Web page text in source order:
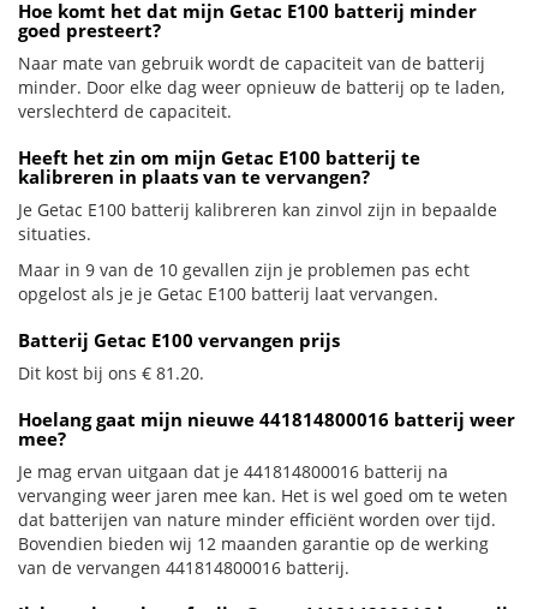
Hoe komt het dat mijn Getac E100 batterij minder
goed presteert?
Naar mate van gebruik wordt de capaciteit van de batterij
minder. Door elke dag weer opnieuw de batterij op te laden,
verslechterd de capaciteit.
Heeft het zin om mijn Getac E100 batterij te
kalibreren in plaats van te vervangen?
Je Getac E100 batterij kalibreren kan zinvol zijn in bepaalde
situaties.
Maar in 9 van de 10 gevallen zijn je problemen pas echt
opgelost als je je Getac E100 batterij laat vervangen.
Batterij Getac E100 vervangen prijs
Dit kost bij ons € 81.20.
Hoelang gaat mijn nieuwe 441814800016 batterij weer
mee?
Je mag ervan uitgaan dat je 441814800016 batterij na
vervanging weer jaren mee kan. Het is wel goed om te weten
dat batterijen van nature minder efficiënt worden over tijd.
Bovendien bieden wij 12 maanden garantie op de werking
van de vervangen 441814800016 batterij.